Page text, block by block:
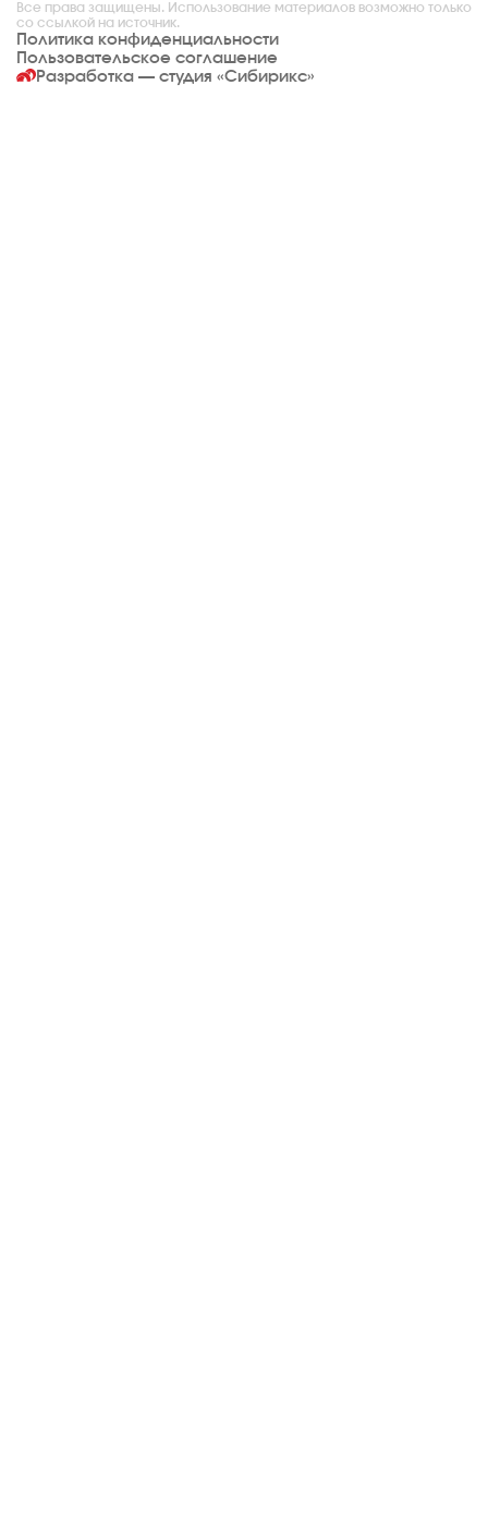
Все права защищены. Использование материалов возможно только
со ссылкой на источник.
Политика конфиденциальности
Пользовательское соглашение
Разработка — студия «Сибирикс»